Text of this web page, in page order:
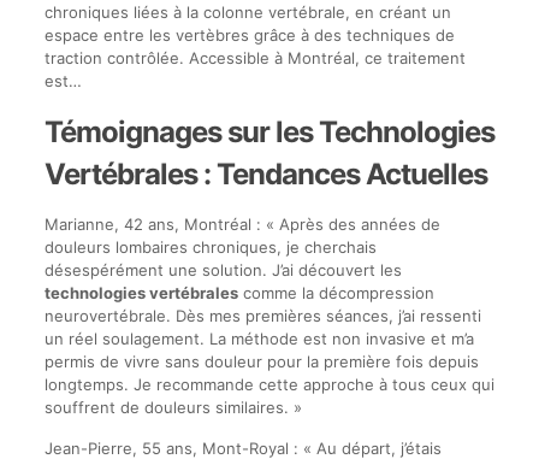
chroniques liées à la colonne vertébrale, en créant un
espace entre les vertèbres grâce à des techniques de
traction contrôlée. Accessible à Montréal, ce traitement
est…
Témoignages sur les Technologies
Vertébrales : Tendances Actuelles
Marianne, 42 ans, Montréal : « Après des années de
douleurs lombaires chroniques, je cherchais
désespérément une solution. J’ai découvert les
technologies vertébralescomme la décompression
neurovertébrale. Dès mes premières séances, j’ai ressenti
un réel soulagement. La méthode est non invasive et m’a
permis de vivre sans douleur pour la première fois depuis
longtemps. Je recommande cette approche à tous ceux qui
souffrent de douleurs similaires. »
Jean-Pierre, 55 ans, Mont-Royal : « Au départ, j’étais